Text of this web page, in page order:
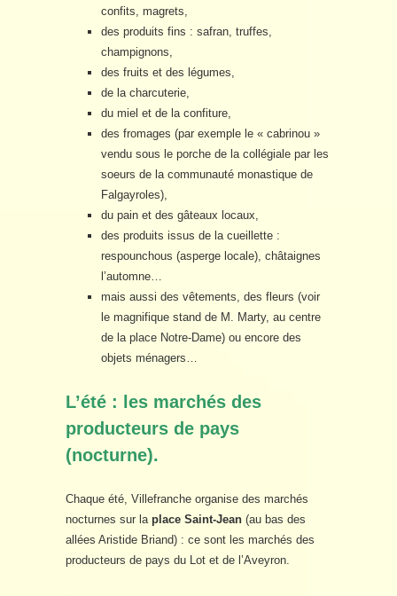
confits, magrets,
des produits fins : safran, truffes,
champignons,
des fruits et des légumes,
de la charcuterie,
du miel et de la confiture,
des fromages (par exemple le « cabrinou »
vendu sous le porche de la collégiale par les
soeurs de la communauté monastique de
Falgayroles),
du pain et des gâteaux locaux,
des produits issus de la cueillette :
respounchous (asperge locale), châtaignes
l’automne…
mais aussi des vêtements, des fleurs (voir
le magnifique stand de M. Marty, au centre
de la place Notre-Dame) ou encore des
objets ménagers…
L’été : les marchés des
producteurs de pays
(nocturne).
Chaque été, Villefranche organise des marchés
nocturnes sur la place Saint-Jean (au bas des
allées Aristide Briand) : ce sont les marchés des
producteurs de pays du Lot et de l’Aveyron.